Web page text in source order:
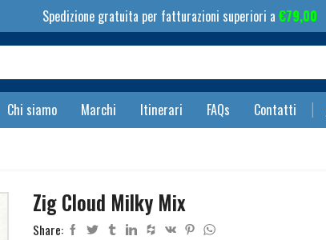
Spedizione gratuita per fatturazioni superiori a €79,00
input
Chi siamo Marchi Itinerari FAQs Contatti
Zig Cloud Milky Mix
Share: